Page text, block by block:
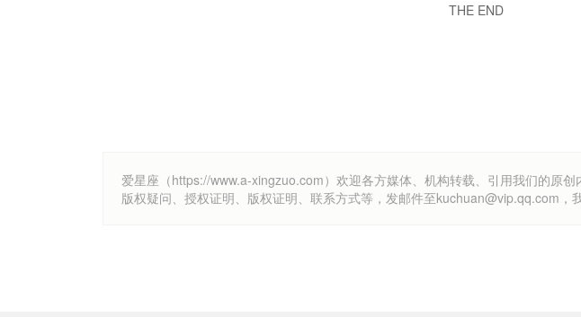
THE END
爱星座（https://www.a-xingzuo.com）欢迎各方媒体、机构转载、引用我们的原
版权疑问、授权证明、版权证明、联系方式等，发邮件至kuchuan@vip.qq.com，